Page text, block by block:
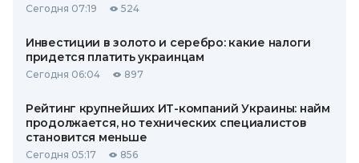
Сегодня 07:19 524
Инвестиции в золото и серебро: какие налоги
придется платить украинцам
Сегодня 06:04 897
Рейтинг крупнейших ИТ-компаний Украины: найм
продолжается, но технических специалистов
становится меньше
Сегодня 05:17 856